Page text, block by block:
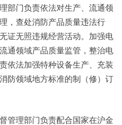
门负责依法对生产、流通领
，查处消防产品质量违法行
证无照违规经营活动。加强电
通领域产品质量监管，整治电
依法加强特种设备生产、充装
防领域地方标准的制（修）订
理部门负责配合国家在沪金